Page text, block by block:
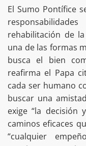
El Sumo Pontífice
rehabilitación de
una de las formas
busca el bien
reafirma el Papa
cada ser humano
buscar una
exige “la decisión
caminos eficaces
“cualquier